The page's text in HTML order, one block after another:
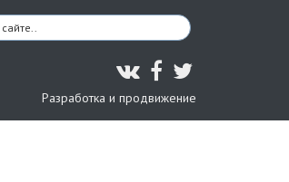
Разработка и продвижение